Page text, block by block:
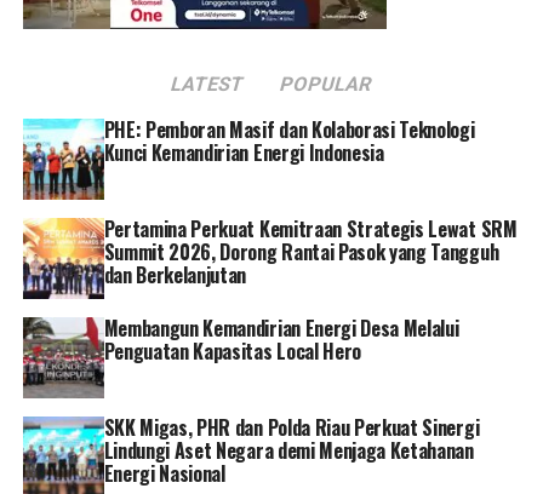
Dengan total aset sekitar USD 6,2 miliar, jaringan pipa
dari 825 ribu pelanggan, PGN mengelola platform
infrastruktur gas bumi hilir yang terintegrasi dan
melayani berbagai segmen pelanggan di seluruh
Indonesia.
Infrastruktur tersebut menjadi tulang punggung
penyaluran gas bumi ke berbagai sektor strategis, mulai
dari rumah tangga, usaha kecil, komersial, industri
hingga pembangkit listrik.
Saat ini PGN juga menguasai lebih dari 91% pangsa
pasar niaga gas bumi nasional, mencerminkan peran
penting Perseroan dalam mendukung kebutuhan energi
domestik.
LATEST POPULAR
PHE: Pemboran Masif dan Kolaborasi Teknologi
Kunci Kemandirian Energi Indonesia
Pertamina Perkuat Kemitraan Strategis Lewat SRM
Summit 2026, Dorong Rantai Pasok yang Tangguh
dan Berkelanjutan
Membangun Kemandirian Energi Desa Melalui
Penguatan Kapasitas Local Hero
SKK Migas, PHR dan Polda Riau Perkuat Sinergi
Lindungi Aset Negara demi Menjaga Ketahanan
Energi Nasional